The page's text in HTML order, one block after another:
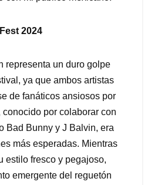
2024
representa un duro golpe
ya que ambos artistas
de fanáticos ansiosos por
conocido por colaborar con
Bad Bunny y J Balvin, era
más esperadas. Mientras
estilo fresco y pegajoso,
emergente del reguetón